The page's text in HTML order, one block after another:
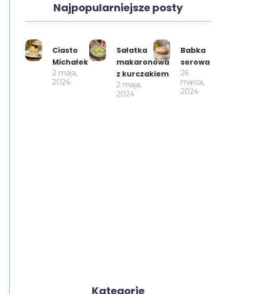
Najpopularniejsze posty
Ciasto
Michałek
2 maja,
2024
Sałatka
makaronowa
z kurczakiem
2 maja,
2024
Babka
serowa
26
marca,
2024
Kategorie